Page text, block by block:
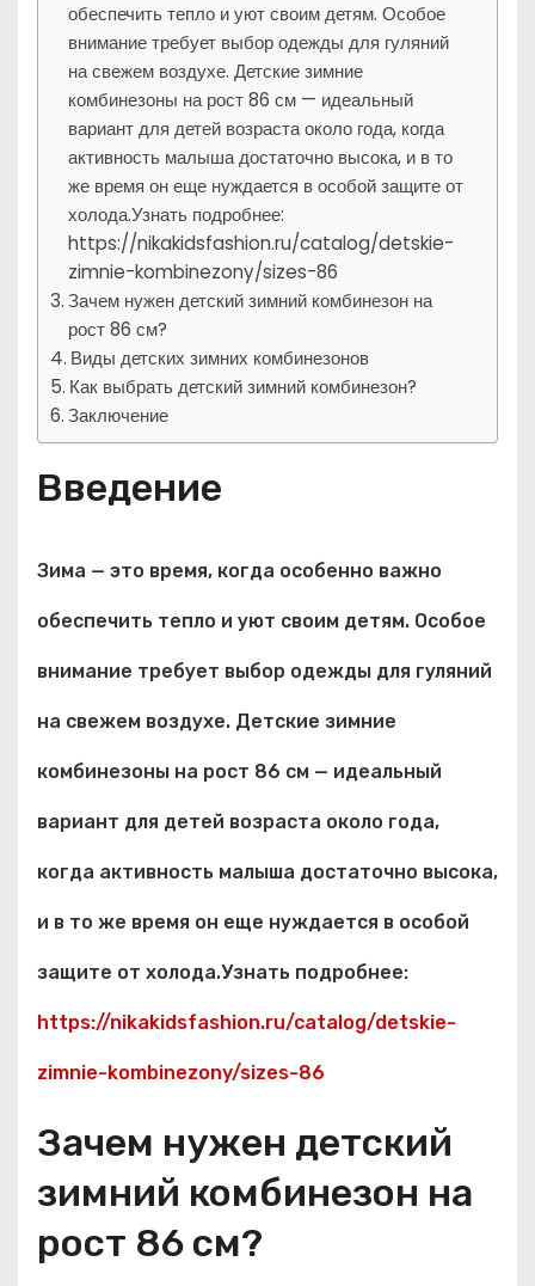
обеспечить тепло и уют своим детям. Особое
внимание требует выбор одежды для гуляний
на свежем воздухе. Детские зимние
комбинезоны на рост 86 см — идеальный
вариант для детей возраста около года, когда
активность малыша достаточно высока, и в то
же время он еще нуждается в особой защите от
холода.Узнать подробнее:
https://nikakidsfashion.ru/catalog/detskie-
zimnie-kombinezony/sizes-86
Зачем нужен детский зимний комбинезон на
рост 86 см?
Виды детских зимних комбинезонов
Как выбрать детский зимний комбинезон?
Заключение
Введение
Зима — это время, когда особенно важно
обеспечить тепло и уют своим детям. Особое
внимание требует выбор одежды для гуляний
на свежем воздухе. Детские зимние
комбинезоны на рост 86 см — идеальный
вариант для детей возраста около года,
когда активность малыша достаточно высока,
и в то же время он еще нуждается в особой
защите от холода.Узнать подробнее:
https://nikakidsfashion.ru/catalog/detskie-
zimnie-kombinezony/sizes-86
Зачем нужен детский
зимний комбинезон на
рост 86 см?